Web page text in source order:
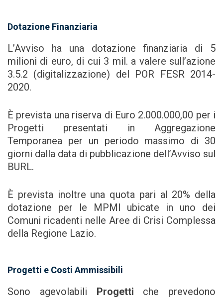
Dotazione Finanziaria
L’Avviso ha una dotazione finanziaria di 5
milioni di euro, di cui 3 mil. a valere sull’azione
3.5.2 (digitalizzazione) del POR FESR 2014-
2020.
È prevista una riserva di Euro 2.000.000,00 per i
Progetti presentati in Aggregazione
Temporanea per un periodo massimo di 30
giorni dalla data di pubblicazione dell’Avviso sul
BURL.
È prevista inoltre una quota pari al 20% della
dotazione per le MPMI ubicate in uno dei
Comuni ricadenti nelle Aree di Crisi Complessa
della Regione Lazio.
Progetti e Costi Ammissibili
Sono agevolabili Progetti che prevedono